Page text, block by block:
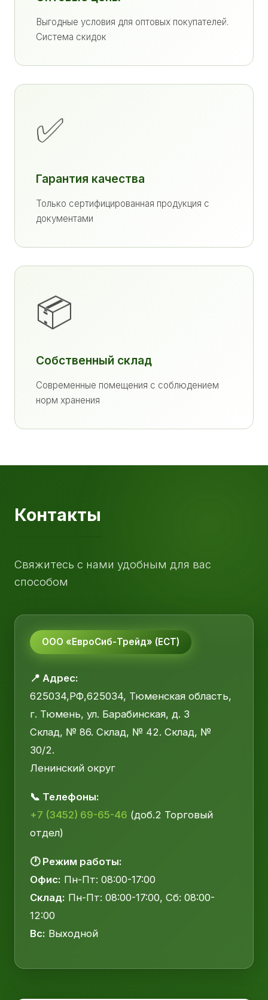
Выгодные условия для оптовых покупателей.
Система скидок
✅
Гарантия качества
Только сертифицированная продукция с
документами
📦
Собственный склад
Современные помещения с соблюдением
норм хранения
Контакты
Свяжитесь с нами удобным для вас
способом
ООО «ЕвроСиб-Трейд» (ЕСТ)
📍 Адрес:
625034,РФ,625034, Тюменская область,
г. Тюмень, ул. Барабинская, д. 3
Склад, № 86. Склад, № 42. Склад, №
30/2.
Ленинский округ
📞 Телефоны:
+7 (3452) 69-65-46 (доб.2 Торговый
отдел)
🕐 Режим работы:
Офис: Пн-Пт: 08:00-17:00
Склад: Пн-Пт: 08:00-17:00, Сб: 08:00-
12:00
Вс: Выходной